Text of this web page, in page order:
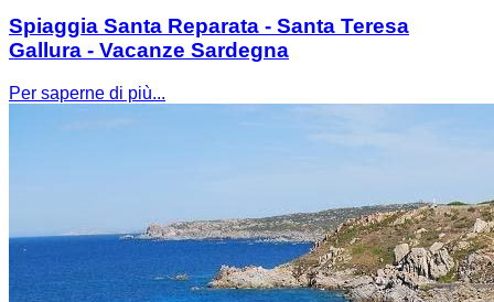
Spiaggia Santa Reparata - Santa Teresa
Gallura - Vacanze Sardegna
Per saperne di più...